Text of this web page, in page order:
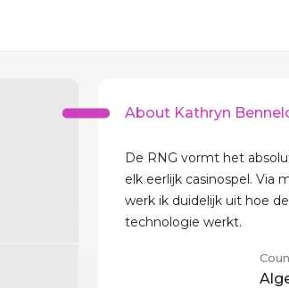
About Kathryn
De RNG vormt het
elk eerlijk casinospel. Via
werk ik duidelijk uit hoe
technologie werkt.